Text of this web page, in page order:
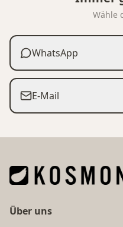
Wähle
WhatsApp
E-Mail
Über uns